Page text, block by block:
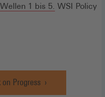
1 bis 5. (Öffnet
WSI Policy
Progress